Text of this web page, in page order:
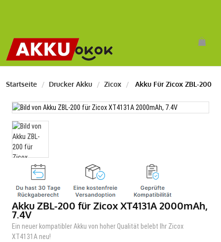
Startseite Drucker Akku Zicox Akku Für Zicox ZBL-200
Akku ZBL-200 für Zicox XT4131A 2000mAh,
7.4V
Ein neuer kompatibler Akku von hoher Qualität belebt Ihr Zicox
XT4131A neu!